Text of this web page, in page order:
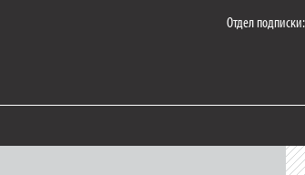
Отдел подписки: